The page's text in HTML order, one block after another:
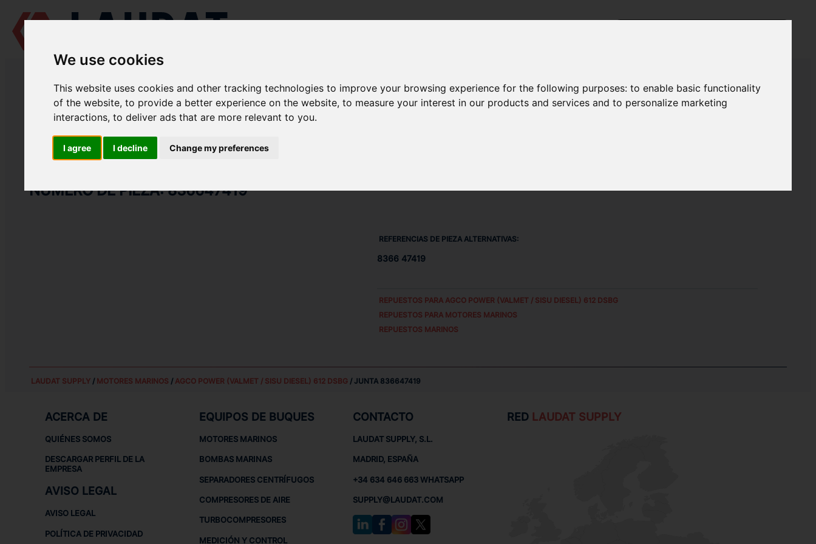
We use cookies
This website uses cookies and other tracking technologies to improve your browsing experience for the following purposes:to enable basic functionality
of the website,to provide a better experience on the website,to measure your interest in our products and services and to personalize marketing
interactions,to deliver ads that are more relevant to you.
I agree I decline Change my preferences
LAUDAT SUPPLY
AGCO POWER (VALMET / SISU DIESEL)
612 DSBG
CATEGORIA DE CAJA DE DISTRIBUCIÓN
NÚMERO DE PIEZA: 836647419
REFERENCIAS DE PIEZA ALTERNATIVAS:
8366 47419
REPUESTOS PARA AGCO POWER (VALMET / SISU DIESEL) 612 DSBG
REPUESTOS PARA MOTORES MARINOS
REPUESTOS MARINOS
LAUDAT SUPPLY/ MOTORES MARINOS / AGCO POWER (VALMET / SISU DIESEL) 612 DSBG/ JUNTA 836647419
ACERCA DE
QUIÉNES SOMOS
DESCARGAR PERFIL DE LA
EMPRESA
AVISO LEGAL
AVISO LEGAL
POLÍTICA DE PRIVACIDAD
EQUIPOS DE BUQUES
MOTORES MARINOS
BOMBAS MARINAS
SEPARADORES CENTRÍFUGOS
COMPRESORES DE AIRE
TURBOCOMPRESORES
MEDICIÓN Y CONTROL
CONTACTO
LAUDAT SUPPLY, S.L.
MADRID, ESPAÑA
+34 634 646 663 WHATSAPP
SUPPLY@LAUDAT.COM
RED LAUDAT SUPPLY